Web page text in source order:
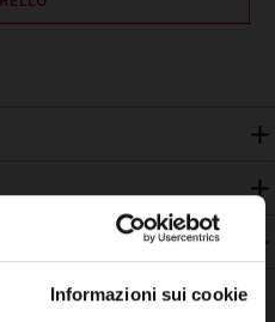
Informazioni sui cookie